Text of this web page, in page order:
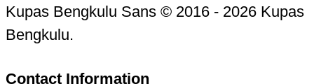
Kupas Bengkulu Sans © 2016 - 2026 Kupas
Bengkulu.
Contact Information